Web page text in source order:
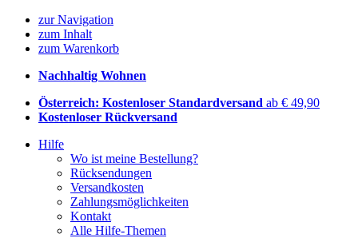
zur Navigation
zum Inhalt
zum Warenkorb
Nachhaltig Wohnen
Österreich: Kostenloser Standardversand ab € 49,90
Kostenloser Rückversand
Hilfe
Wo ist meine Bestellung?
Rücksendungen
Versandkosten
Zahlungsmöglichkeiten
Kontakt
Alle Hilfe-Themen